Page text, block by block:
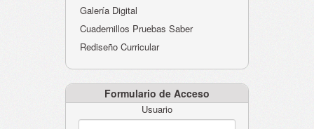
Galería Digital
Cuadernillos Pruebas Saber
Rediseño Curricular
Formulario de Acceso
Usuario